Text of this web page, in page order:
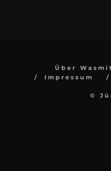
Über
Impressum
©